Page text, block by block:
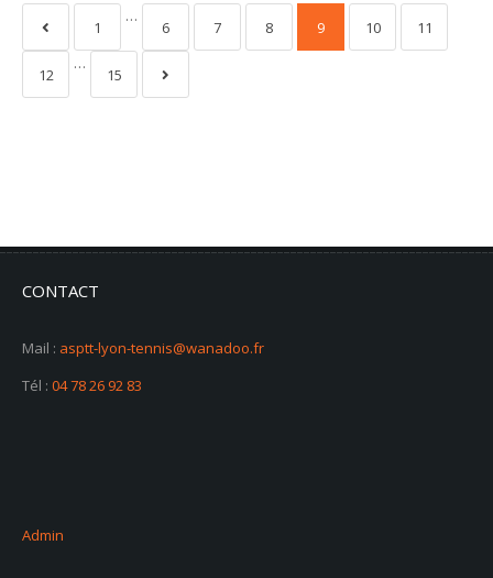
1
…
6 7 8 9 10 11
12
…
15
CONTACT
Mail : asptt-lyon-tennis@wanadoo.fr
Tél : 04 78 26 92 83
Admin